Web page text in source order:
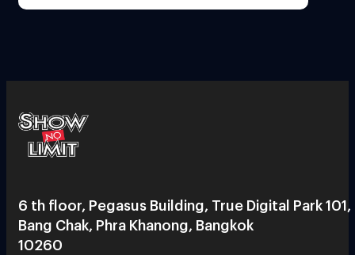
6 th floor, Pegasus Building, True Digital Park 101,
Bang Chak, Phra Khanong, Bangkok
10260